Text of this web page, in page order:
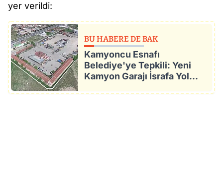
yer verildi:
BU HABERE DE BAK
Kamyoncu Esnafı
Belediye'ye Tepkili: Yeni
Kamyon Garajı İsrafa Yol